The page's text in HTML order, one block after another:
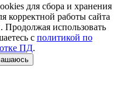
для сбора и хранения
корректной работы сайта
Продолжая использовать
с политикой по
ПД.